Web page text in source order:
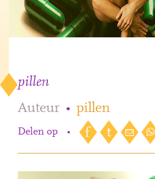
pillen
Auteur • pillen
Delen op •